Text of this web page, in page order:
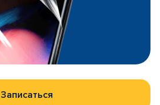
Записаться